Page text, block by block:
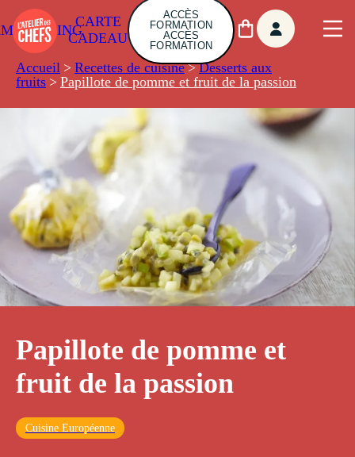
CARTE
CADEAU
ACCÈS
FORMATION
ACCÈS
FORMATION
Accueil > Recettes de cuisine > Desserts aux
fruits > Papillote de pomme et fruit de la passion
Papillote de pomme et
fruit de la passion
Cuisine Européenne